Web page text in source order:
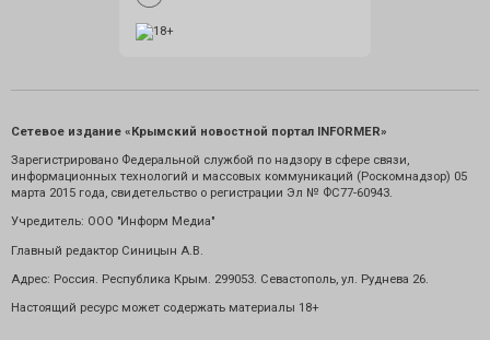
Сетевое издание «Крымский новостной портал INFORMER»
Зарегистрировано Федеральной службой по надзору в сфере связи,
информационных технологий и массовых коммуникаций (Роскомнадзор) 05
марта 2015 года, свидетельство о регистрации Эл № ФС77-60943.
Учредитель: ООО "Информ Медиа"
Главный редактор Синицын А.В.
Адрес: Россия. Республика Крым. 299053. Севастополь, ул. Руднева 26.
Настоящий ресурс может содержать материалы 18+